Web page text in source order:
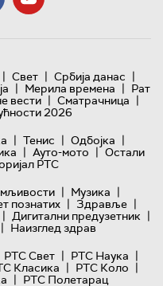
| Свет | Србија данас |
| Мерила времена | Рат
вести | Сматрачница |
2026
| Тенис | Одбојка |
| Ауто-мото | Остали
РТС
| Музика |
познатих | Здравље |
| Дигитални предузетник |
| Наизглед здрав
РТС Свет | РТС Наука |
Класика | РТС Коло |
| РТС Полетарац